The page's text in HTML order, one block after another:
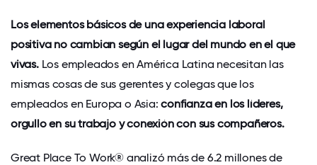
Los elementos básicos de una experiencia laboral
positiva no cambian según el lugar del mundo en el que
vivas.Los empleados en América Latina necesitan las
mismas cosas de sus gerentes y colegas que los
empleados en Europa o Asia:confianza en los líderes,
orgullo en su trabajo y conexión con sus compañeros.
Great Place To Work® analizó más de 6.2 millones de